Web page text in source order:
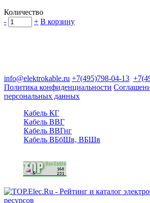
Количество
-
+ В корзину
info@elektrokable.ru +7(495)798-04-13
Политика конфиденциальности
персональных данных
Кабель КГ
Кабель ВВГ
Кабель ВВГнг
Кабель ВБбШв, ВБШв